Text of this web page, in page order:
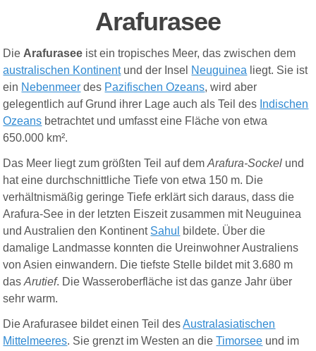
Arafurasee
DieArafurasee ist ein tropisches Meer, das zwischen dem
australischen Kontinentund der Insel Neuguinea liegt. Sie ist
ein Nebenmeer des Pazifischen Ozeans, wird aber
gelegentlich auf Grund ihrer Lage auch als Teil des Indischen
Ozeans betrachtet und umfasst eine Fläche von etwa
650.000 km².
Das Meer liegt zum größten Teil auf demArafura-Sockel und
hat eine durchschnittliche Tiefe von etwa 150 m. Die
verhältnismäßig geringe Tiefe erklärt sich daraus, dass die
Arafura-See in der letzten Eiszeit zusammen mit Neuguinea
und Australien den Kontinent Sahul
bildete. Über die
damalige Landmasse konnten die Ureinwohner Australiens
von Asien einwandern. Die tiefste Stelle bildet mit 3.680 m
dasArutief. Die Wasseroberfläche ist das ganze Jahr über
sehr warm.
Die Arafurasee bildet einen Teil desAustralasiatischen
Mittelmeeres. Sie grenzt im Westen an dieTimorsee und im